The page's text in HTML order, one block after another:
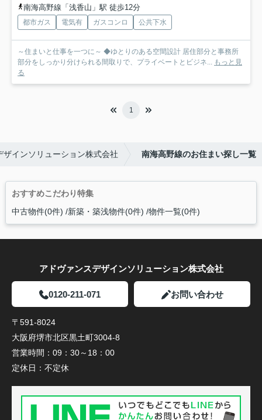
南海高野線「浅香山」駅 徒歩12分
都市ガス 電気有 ガスコンロ 公共下水
～住まいと仕事を一つに～ ◆ゆとりのある空間設計 居住部分と事務所
部分をしっかり分けられる間取りで、プライベートとビジネ... もっと見
る
1
インソリューション株式会社 南海高野線のお住まい探し一覧
おすすめこだわり特集
中古物件(0件) 新築・築浅物件(0件) 物件一覧(0件)
アドヴァンスデザインソリューション株式会社
0120-211-071 お問い合わせ
〒591-8024
大阪府堺市北区黒土町3004-8
営業時間： 09：30～18：00
定休日： 不定休